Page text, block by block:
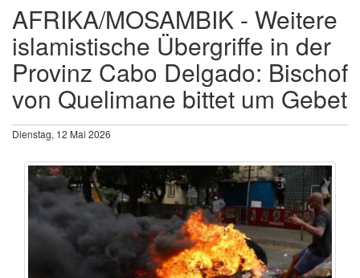
AFRIKA/MOSAMBIK - Weitere
islamistische Übergriffe in der
Provinz Cabo Delgado: Bischof
von Quelimane bittet um Gebet
Dienstag, 12 Mai 2026